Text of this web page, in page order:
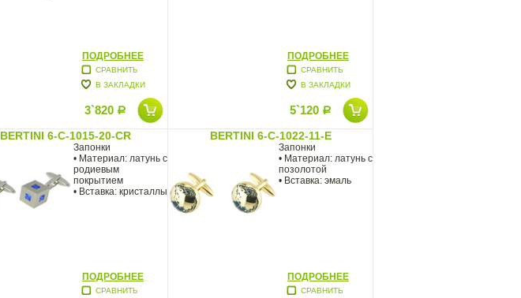
ПОДРОБНЕЕ
СРАВНИТЬ
В ЗАКЛАДКИ
3`820 Р
ПОДРОБНЕЕ
СРАВНИТЬ
В ЗАКЛАДКИ
5`120 Р
BERTINI 6-C-1015-20-CR
Запонки
• Материал: латунь с
родиевым
покрытием
• Вставка: кристаллы
ПОДРОБНЕЕ
СРАВНИТЬ
BERTINI 6-C-1022-11-E
Запонки
• Материал: латунь с
позолотой
• Вставка: эмаль
ПОДРОБНЕЕ
СРАВНИТЬ